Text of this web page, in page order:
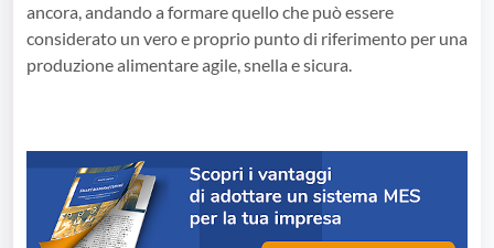
ancora, andando a formare quello che può essere
considerato un vero e proprio punto di riferimento per una
produzione alimentare agile, snella e sicura.